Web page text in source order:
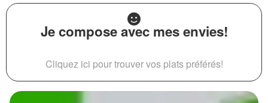
Je compose avec mes envies!
Cliquez ici pour trouver vos plats préférés!